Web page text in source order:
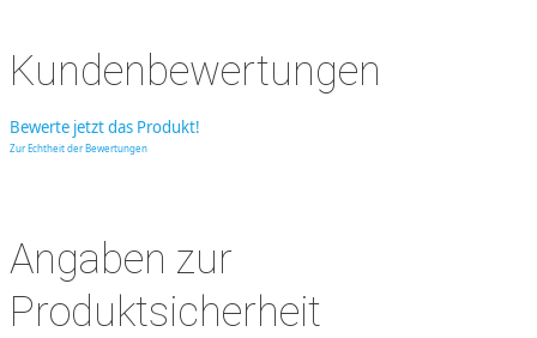
Kundenbewertungen
Bewerte jetzt das Produkt!
Zur Echtheit der Bewertungen
Angaben zur
Produktsicherheit